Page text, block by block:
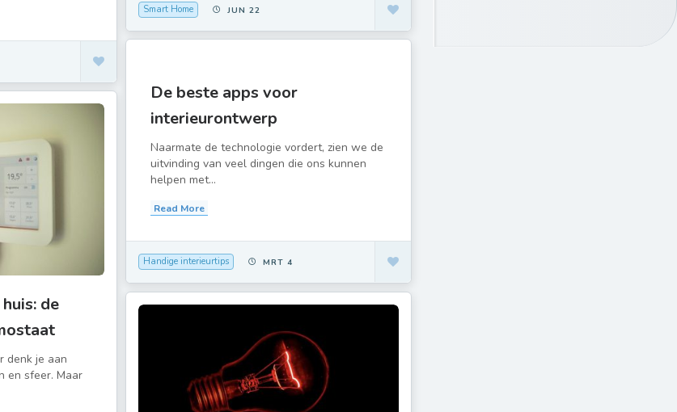
Smart Home JUN 22
De beste apps voor
interieurontwerp
Naarmate de technologie vordert, zien we de
uitvinding van veel dingen die ons kunnen
helpen met...
Read More
Handige interieurtips MRT 4
de
denk je aan
en sfeer. Maar